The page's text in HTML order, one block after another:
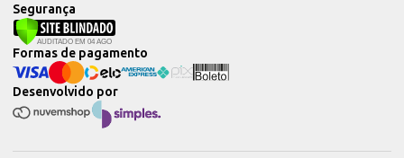
Segurança
Desenvolvido por
Formas de pagamento